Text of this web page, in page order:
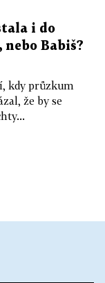
i do
Babiš?
kdy průzkum
že by se